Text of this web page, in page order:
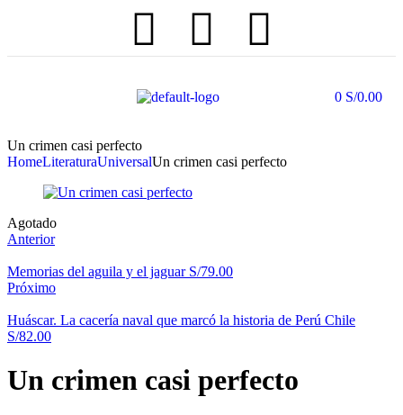
0 S/0.00
Un crimen casi perfecto
HomeLiteraturaUniversalUn crimen casi perfecto
Agotado
Anterior
Memorias del aguila y el jaguar S/79.00
Próximo
Huáscar. La cacería naval que marcó la historia de Perú Chile
S/82.00
Un crimen casi perfecto